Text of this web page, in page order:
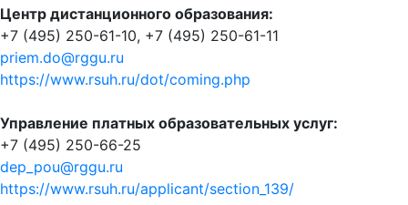
Центр дистанционного образования:
+7 (495) 250-61-10, +7 (495) 250-61-11
priem.do@rggu.ru
https://www.rsuh.ru/dot/coming.php
Управление платных образовательных услуг:
+7 (495) 250-66-25
dep_pou@rggu.ru
https://www.rsuh.ru/applicant/section_139/